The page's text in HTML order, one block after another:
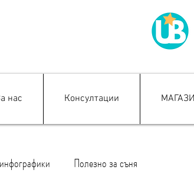
нас Консултации
Полезно за съня